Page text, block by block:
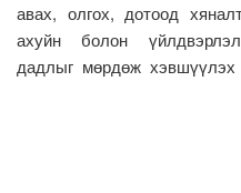
авах, олгох, дотоод
ахуйн болон
дадлыг мөрдөж хэвшүүлэх